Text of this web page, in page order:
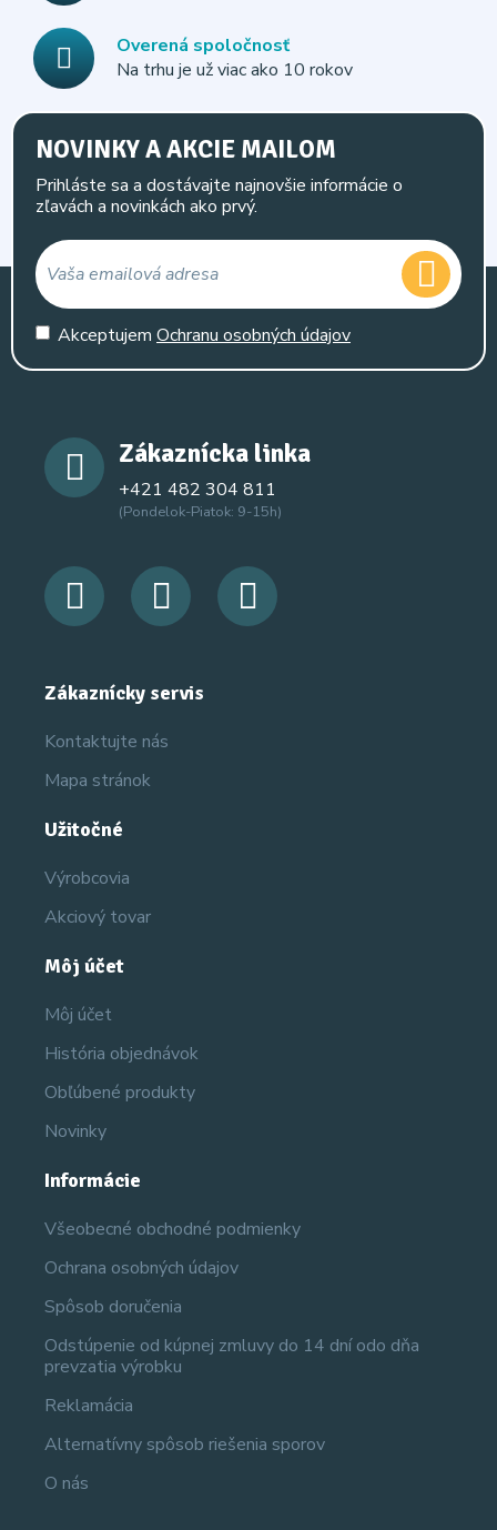
Overená spoločnosť
Na trhu je už viac ako 10 rokov
NOVINKY A AKCIE MAILOM
Prihláste sa a dostávajte najnovšie informácie o
zľavách a novinkách ako prvý.
Akceptujem Ochranu osobných údajov
Zákaznícka linka
+421 482 304 811
(Pondelok-Piatok: 9-15h)
Zákaznícky servis
Kontaktujte nás
Mapa stránok
Užitočné
Výrobcovia
Akciový tovar
Môj účet
Môj účet
História objednávok
Obľúbené produkty
Novinky
Informácie
Všeobecné obchodné podmienky
Ochrana osobných údajov
Spôsob doručenia
Odstúpenie od kúpnej zmluvy do 14 dní odo dňa
prevzatia výrobku
Reklamácia
Alternatívny spôsob riešenia sporov
O nás